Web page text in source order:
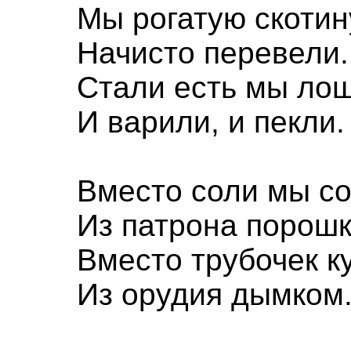
Мы рогатую
Начисто перевели.
Стали есть мы
И варили, и пекли.
Вместо соли мы
Из патрона
Вместо трубочек
Из орудия